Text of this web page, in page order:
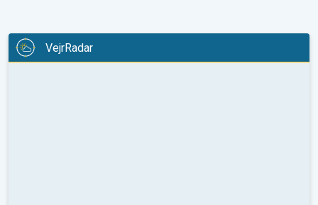
VejrRadar